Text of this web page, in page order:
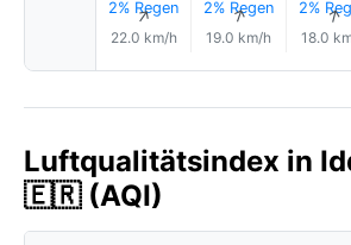
2% Regen
↑
22.0 km/h
2% Regen
↑
19.0 km/h
2% ↑
18.0
Luftqualitätsindex in
🇪🇷 (AQI)